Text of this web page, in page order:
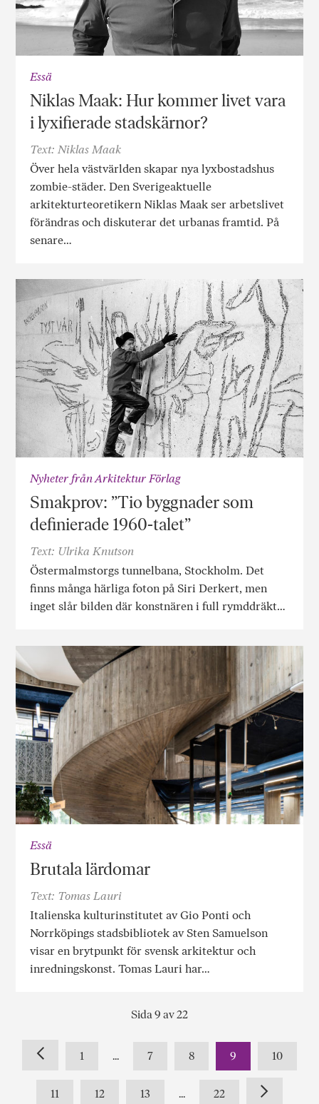
Essä
Niklas Maak: Hur kommer livet vara
i lyxifierade stadskärnor?
Text: Niklas Maak
Över hela västvärlden skapar nya lyxbostadshus
zombie-städer. Den Sverigeaktuelle
arkitekturteoretikern Niklas Maak ser arbetslivet
förändras och diskuterar det urbanas framtid. På
senare…
Nyheter från Arkitektur Förlag
Smakprov: ”Tio byggnader som
definierade 1960-talet”
Text: Ulrika Knutson
Östermalmstorgs tunnelbana, Stockholm. Det
finns många härliga foton på Siri Derkert, men
inget slår bilden där konstnären i full rymddräkt…
Essä
Brutala lärdomar
Text: Tomas Lauri
Italienska kulturinstitutet av Gio Ponti och
Norrköpings stadsbibliotek av Sten Samuelson
visar en brytpunkt för svensk arkitektur och
inredningskonst. Tomas Lauri har…
Sida 9 av 22
1 ... 7 8 9 10
11 12 13 ... 22